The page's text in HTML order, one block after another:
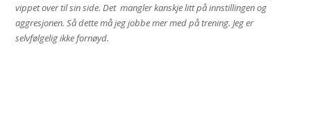
vippet over til sin side. Det mangler kanskje litt på innstillingen og
aggresjonen. Så dette må jeg jobbe mer med på trening. Jeg er
selvfølgelig ikke fornøyd.